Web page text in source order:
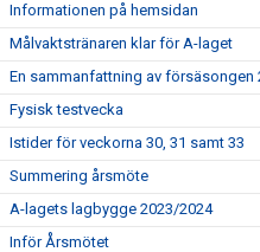
Informationen på hemsidan
Målvaktstränaren klar för A-laget
En sammanfattning av försäsongen
Fysisk testvecka
Istider för veckorna 30, 31 samt 33
Summering årsmöte
A-lagets lagbygge 2023/2024
Inför Årsmötet